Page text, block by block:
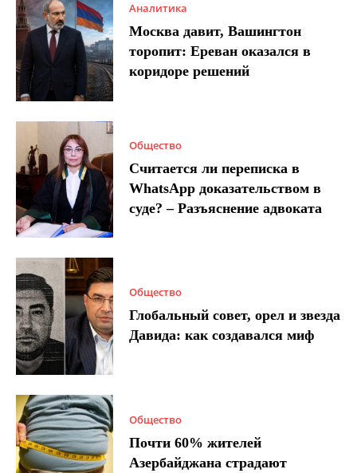
Аналитика
Москва давит, Вашингтон
торопит: Ереван оказался в
коридоре решений
Общество
Считается ли переписка в
WhatsApp доказательством в
суде? – Разъяснение адвоката
Общество
Глобальный совет, орел и звезда
Давида: как создавался миф
Общество
Почти 60% жителей
Азербайджана страдают